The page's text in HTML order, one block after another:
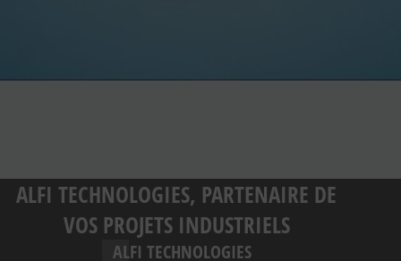
ALFI TECHNOLOGIES, PARTENAIRE DE
VOS PROJETS INDUSTRIELS
ALFI TECHNOLOGIES